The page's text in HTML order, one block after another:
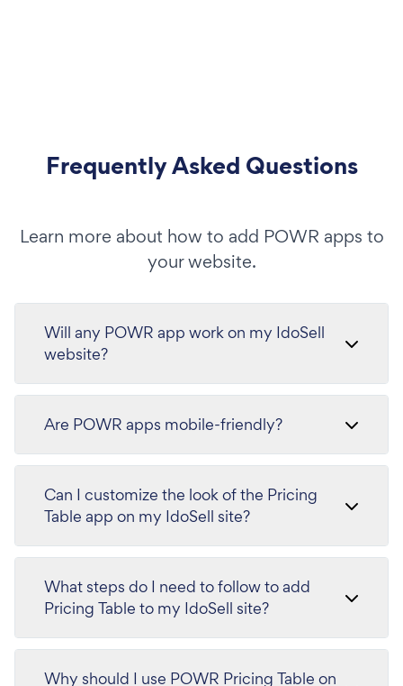
Frequently Asked Questions
Learn more about how to add POWR apps to
your website.
Will any POWR app work on my IdoSell
website?
Are POWR apps mobile-friendly?
Can I customize the look of the Pricing
Table app on my IdoSell site?
What steps do I need to follow to add
Pricing Table to my IdoSell site?
Why should I use POWR Pricing Table on